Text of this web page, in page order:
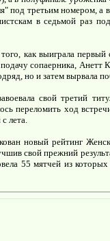
под третьим номером, а
в седьмой раз
как выиграла
сопаерника, Анетт
но и затем вырвала
свой третий
переломить ход
лета.
новый рейтинг
свой прежний
55 мятчей из